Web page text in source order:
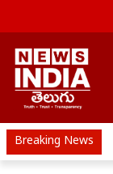
Breaking News